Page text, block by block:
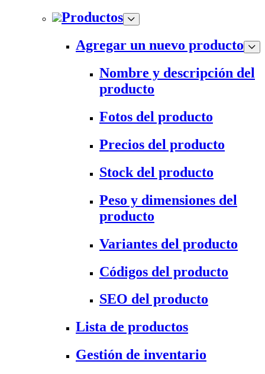
Productos
Agregar un nuevo producto
Nombre y descripción del
producto
Fotos del producto
Precios del producto
Stock del producto
Peso y dimensiones del
producto
Variantes del producto
Códigos del producto
SEO del producto
Lista de productos
Gestión de inventario